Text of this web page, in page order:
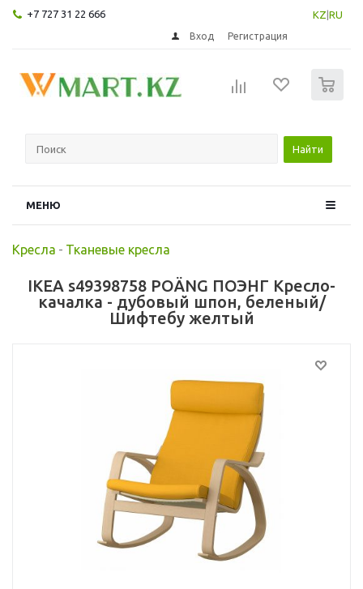
+7 727 31 22 666 KZ RU
Вход Регистрация
Найти
МЕНЮ
Кресла - Тканевые кресла
IKEA s49398758 POÄNG ПОЭНГ Кресло-
качалка - дубовый шпон, беленый/
Шифтебу желтый